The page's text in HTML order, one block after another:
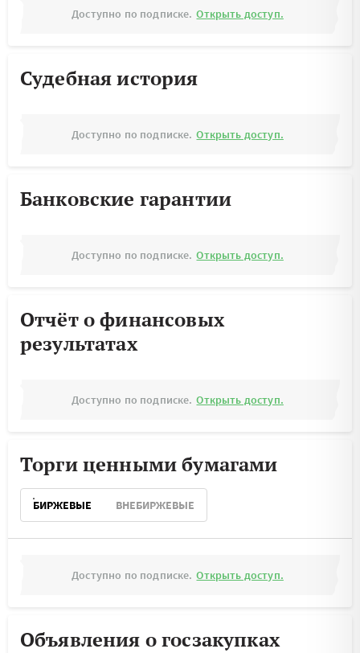
Доступно по подписке. Открыть доступ.
Судебная история
Доступно по подписке. Открыть доступ.
Банковские гарантии
Доступно по подписке. Открыть доступ.
Отчёт о финансовых
результатах
Доступно по подписке. Открыть доступ.
Торги ценными бумагами
БИРЖЕВЫЕ ВНЕБИРЖЕВЫЕ
Доступно по подписке. Открыть доступ.
Объявления о госзакупках